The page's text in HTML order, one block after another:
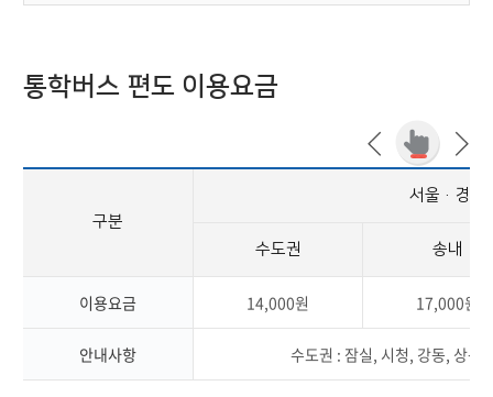
통학버스 편도 이용요금
구분
서울·경기
수도권 송내
이용요금 14,000원 17,000원
안내사항 수도권 : 잠실, 시청, 강동, 상봉